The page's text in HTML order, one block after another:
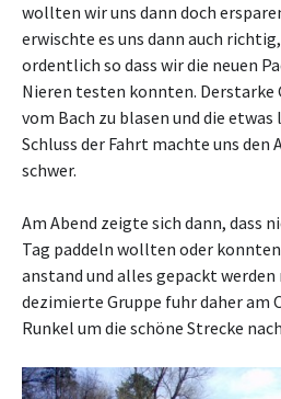
wollten wir uns dann doch
erwischte es uns dann auch
ordentlich so dass wir die neuen
Nieren testen konnten. Derstarke
vom Bach zu blasen und die
Schluss der Fahrt machte uns den
schwer.
Am Abend zeigte sich dann, dass
Tag paddeln wollten oder
anstand und alles gepackt werden
dezimierte Gruppe fuhr daher am
Runkel um die schöne Strecke